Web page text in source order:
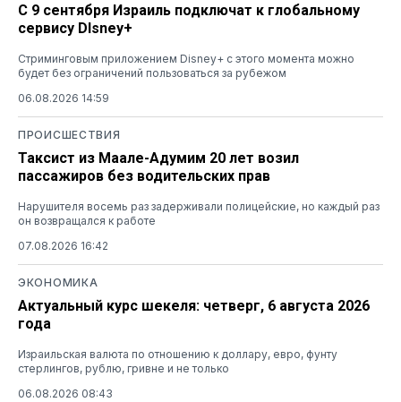
С 9 сентября Израиль подключат к глобальному
сервису DIsney+
Стриминговым приложением Disney+ с этого момента можно
будет без ограничений пользоваться за рубежом
06.08.2026 14:59
ПРОИСШЕСТВИЯ
Таксист из Маале-Адумим 20 лет возил
пассажиров без водительских прав
Нарушителя восемь раз задерживали полицейские, но каждый раз
он возвращался к работе
07.08.2026 16:42
ЭКОНОМИКА
Актуальный курс шекеля: четверг, 6 августа 2026
года
Израильская валюта по отношению к доллару, евро, фунту
стерлингов, рублю, гривне и не только
06.08.2026 08:43